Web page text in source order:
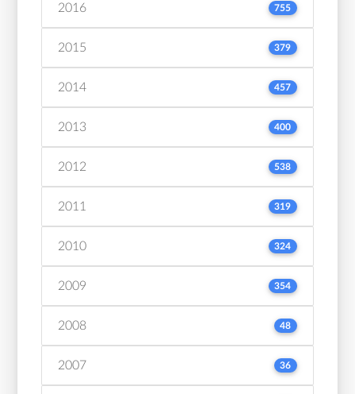
2016 755
2015 379
2014 457
2013 400
2012 538
2011 319
2010 324
2009 354
2008 48
2007 36